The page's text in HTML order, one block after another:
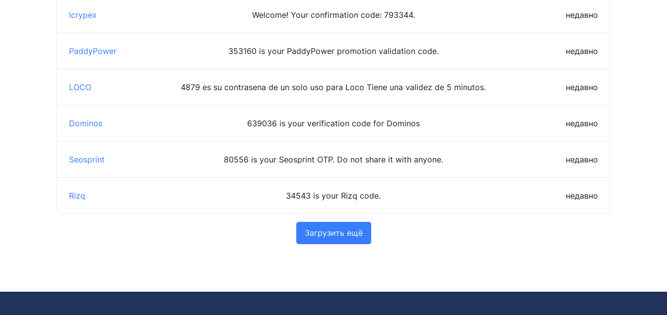
Icrypex Welcome! Your confirmation code: 793344. недавно
PaddyPower 353160 is your PaddyPower promotion validation code. недавно
LOCO 4879 es su contrasena de un solo uso para Loco Tiene una validez de 5 minutos. недавно
Dominos 639036 is your verification code for Dominos недавно
Seosprint 80556 is your Seosprint OTP. Do not share it with anyone. недавно
Rizq 34543 is your Rizq code. недавно
Загрузить ещё